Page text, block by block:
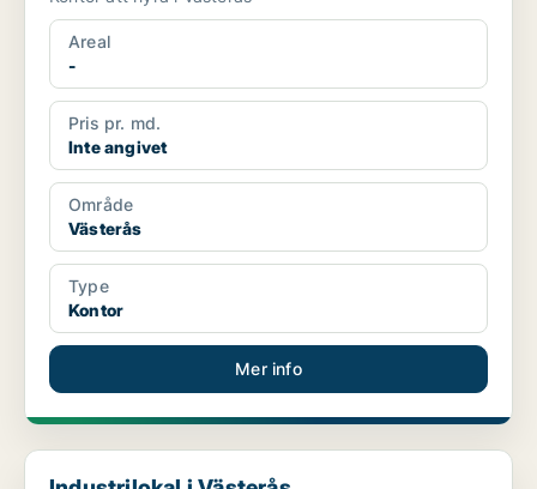
Areal
-
Pris pr. md.
Inte angivet
Område
Västerås
Type
Kontor
Mer info
Industrilokal i Västerås